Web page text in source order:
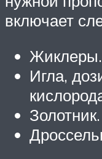
включает
Жиклеры.
Игла,
Золотник.